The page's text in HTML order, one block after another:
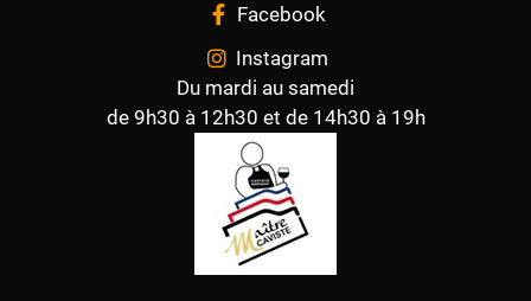
Facebook
Instagram
Du mardi au samedi
de 9h30 à 12h30 et de 14h30 à 19h